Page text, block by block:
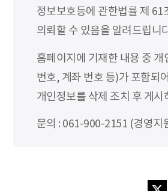
정보보호등에 관한법률 제 61
의뢰할 수 있음을 알려드립니
홈페이지에 기재한 내용 중
번호, 계좌 번호 등)가 포함되
개인정보를 삭제 조치 후 게시
문의 : 061-900-2151 (경영지